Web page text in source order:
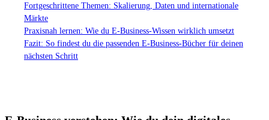
Fortgeschrittene Themen: Skalierung, Daten und internationale
Märkte
Praxisnah lernen: Wie du E-Business-Wissen wirklich umsetzt
Fazit: So findest du die passenden E-Business-Bücher für deinen
nächsten Schritt